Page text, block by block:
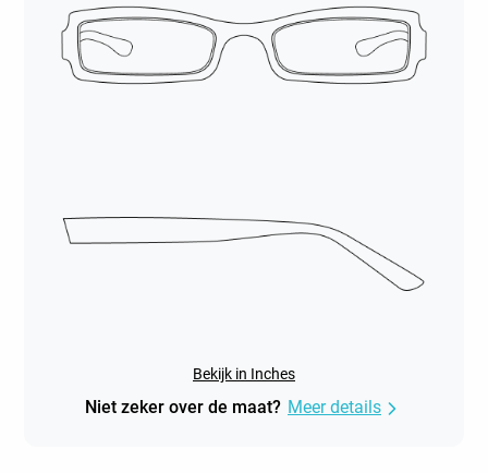
Bekijk in Inches
Niet zeker over de maat? Meer details